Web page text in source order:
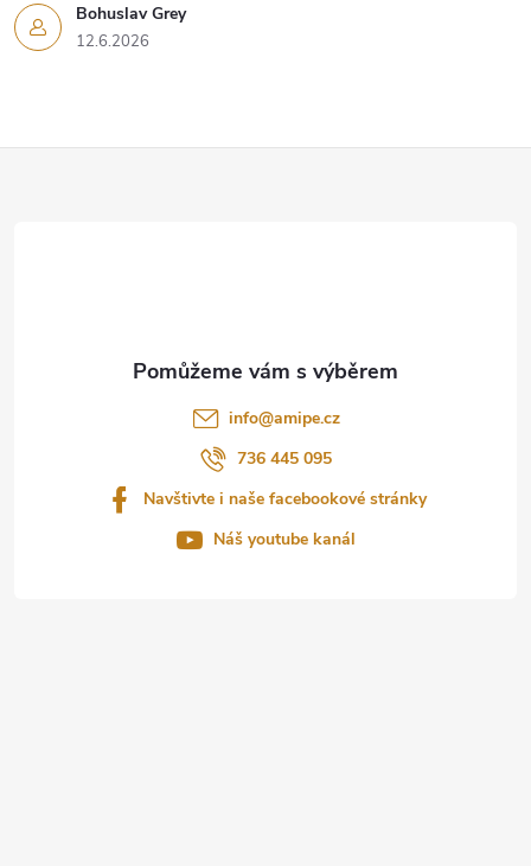
Bohuslav Grey
12.6.2026
info@amipe.cz
736 445 095
Navštivte i naše facebookové stránky
Náš youtube kanál